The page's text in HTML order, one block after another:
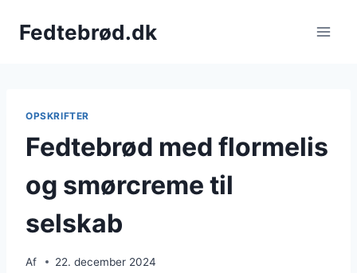
Fedtebrød.dk
OPSKRIFTER
Fedtebrød med flormelis
og smørcreme til
selskab
Af 22. december 2024